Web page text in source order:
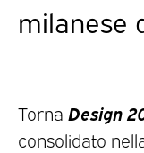
milanese
Torna Design
consolidato